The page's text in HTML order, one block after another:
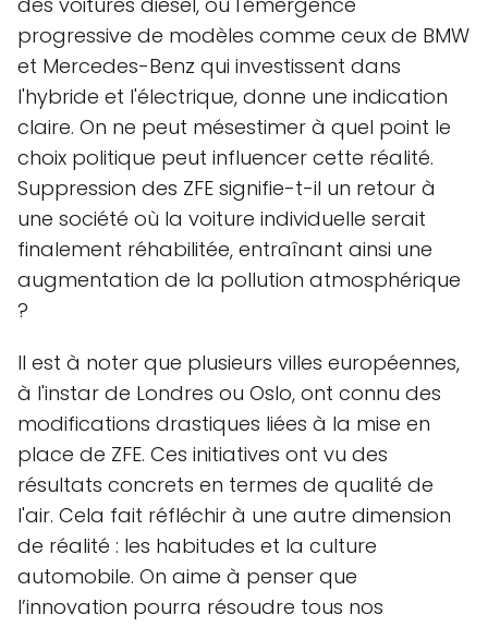
progressive de modèles comme ceux de BMW
et Mercedes-Benz qui investissent dans
l'hybride et l'électrique, donne une indication
claire. On ne peut mésestimer à quel point le
choix politique peut influencer cette réalité.
Suppression des ZFE signifie-t-il un retour à
une société où la voiture individuelle serait
finalement réhabilitée, entraînant ainsi une
augmentation de la pollution atmosphérique
?
Il est à noter que plusieurs villes européennes,
à l'instar de Londres ou Oslo, ont connu des
modifications drastiques liées à la mise en
place de ZFE. Ces initiatives ont vu des
résultats concrets en termes de qualité de
l'air. Cela fait réfléchir à une autre dimension
de réalité : les habitudes et la culture
automobile. On aime à penser que
l’innovation pourra résoudre tous nos